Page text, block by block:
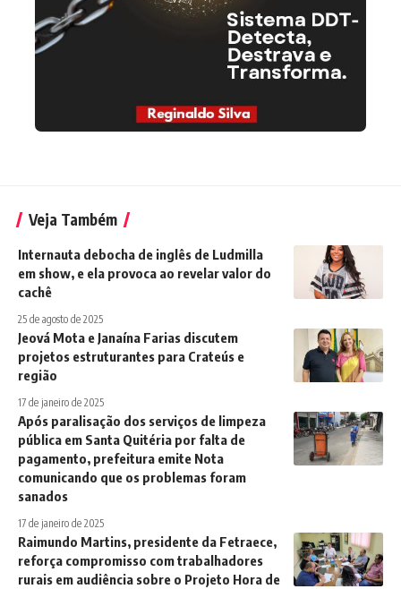
Veja Também
Internauta debocha de inglês de Ludmilla
em show, e ela provoca ao revelar valor do
cachê
25 de agosto de 2025
Jeová Mota e Janaína Farias discutem
projetos estruturantes para Crateús e
região
17 de janeiro de 2025
Após paralisação dos serviços de limpeza
pública em Santa Quitéria por falta de
pagamento, prefeitura emite Nota
comunicando que os problemas foram
sanados
17 de janeiro de 2025
Raimundo Martins, presidente da Fetraece,
reforça compromisso com trabalhadores
rurais em audiência sobre o Projeto Hora de